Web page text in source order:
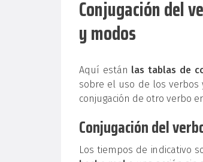
Conjugación del
y modos
Aquí están las tablas de
sobre el uso de los verbos
conjugación de otro verbo
Conjugación del
Los tiempos de indicativo